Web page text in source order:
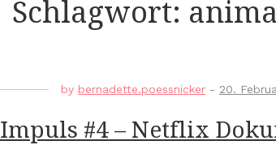
Schlagwort:
by bernadette.poessnicker - 20.
Impuls #4 – Netflix